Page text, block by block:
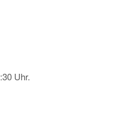
Uhr.